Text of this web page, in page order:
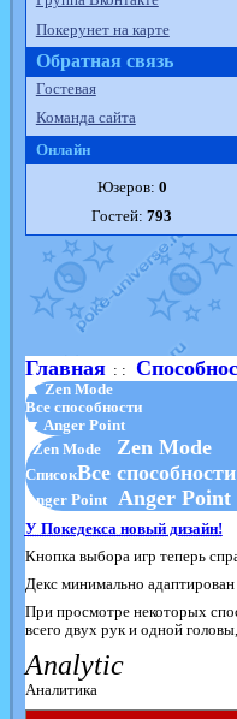
Покерунет на карте
Обратная связь
Гостевая
Команда сайта
Онлайн
Юзеров: 0
Гостей:793
Главная: :
▲ Zen Mode
Все способности
▼ Anger Point
Zen Mode
Zen Mode
СписокВсе способности
Anger Point Anger Point
У Покедекса новый дизайн!
Кнопка выбора игр теперь
Декс минимально
При просмотре некоторых
всего двух рук и одной
Analytic
Аналитика